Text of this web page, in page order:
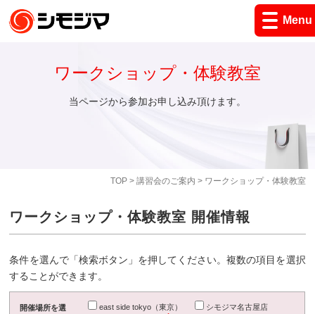
Menu
TOP> 講習会のご案内 > ワークショップ・体験教室
ワークショップ・体験教室
当ページから参加お申し込み頂けます。
ワークショップ・体験教室 開催情報
条件を選んで「検索ボタン」を押してください。複数の項目を選択
することができます。
開催場所を選
east side tokyo（東京）
シモジマ名古屋店